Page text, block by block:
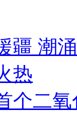
疆 潮
热
个二